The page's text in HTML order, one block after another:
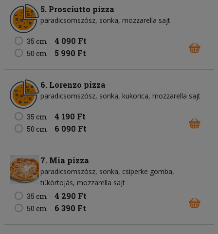
5. Prosciutto pizza
paradicsomszósz sonka mozzarella sajt
35 cm 4 090 Ft
50 cm 5 990 Ft
6. Lorenzo pizza
paradicsomszósz sonka kukorica mozzarella sajt
35 cm 4 190 Ft
50 cm 6 090 Ft
7. Mia pizza
paradicsomszósz sonka csiperke gomba
tükörtojás mozzarella sajt
35 cm
4 290 Ft
50 cm 6 390 Ft